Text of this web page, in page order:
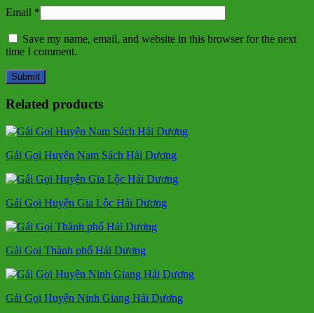
Email *
Save my name, email, and website in this browser for the next
time I comment.
Related products
Gái Gọi Huyện Nam Sách Hải Dương
Gái Gọi Huyện Gia Lộc Hải Dương
Gái Gọi Thành phố Hải Dương
Gái Gọi Huyện Ninh Giang Hải Dương